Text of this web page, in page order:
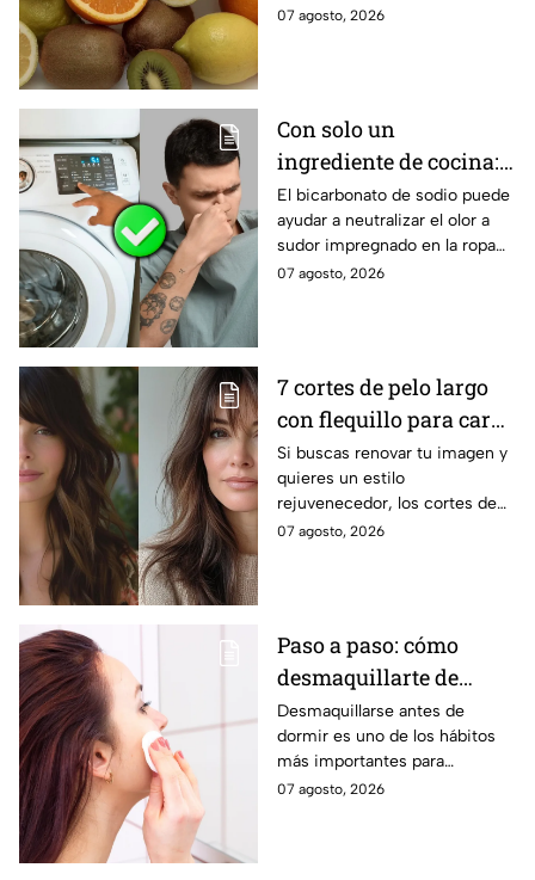
consumo de ciertas frutas.
07 agosto, 2026
Con solo un
ingrediente de cocina:
elimina el olor a sudor
de las camisetas de
deporte
El bicarbonato de sodio puede
ayudar a neutralizar el olor a
sudor impregnado en la ropa
deportiva cuando se utiliza
07 agosto, 2026
7 cortes de pelo largo
con flequillo para cara
redonda que te hace ver
más joven después de
los 40
Si buscas renovar tu imagen y
quieres un estilo
rejuvenecedor, los cortes de
pelo que apuestan por melenas
07 agosto, 2026
Paso a paso: cómo
desmaquillarte de
noche para cuidar tu
piel y evitar arrugas
Desmaquillarse antes de
dormir es uno de los hábitos
más importantes para
mantener la piel sana y
07 agosto, 2026